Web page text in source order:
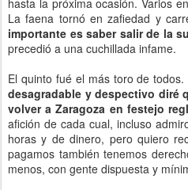
hasta la próxima ocasión. Varios
La faena tornó en zafiedad y
importante es saber salir de la
precedió a una cuchillada infame.
El quinto fué el más toro de todos.
desagradable y despectivo diré
volver a Zaragoza en festejo
afición de cada cual, incluso
horas y de dinero, pero quiero
pagamos también tenemos
menos, con gente dispuesta y